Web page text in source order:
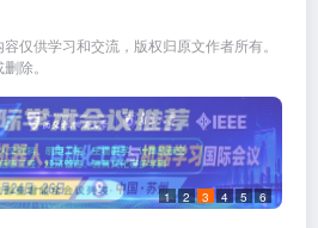
仅供学习和交流，版权归原文作者所有。
除。
1 2 3 4 5 6